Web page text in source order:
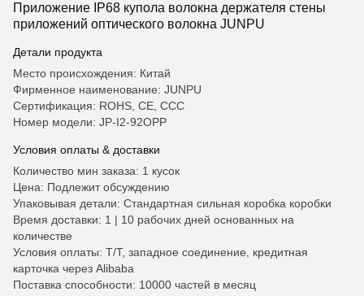
Приложение IP68 купола волокна держателя стены
приложений оптического волокна JUNPU
Детали продукта
Место происхождения: Китай
Фирменное наименование: JUNPU
Сертификация: ROHS, CE, CCC
Номер модели: JP-I2-92OPP
Условия оплаты & доставки
Количество мин заказа: 1 кусок
Цена: Подлежит обсуждению
Упаковывая детали: Стандартная сильная коробка коробки
Время доставки: 1 | 10 рабочих дней основанных на
количестве
Условия оплаты: T/T, западное соединение, кредитная
карточка через Alibaba
Поставка способности: 10000 частей в месяц